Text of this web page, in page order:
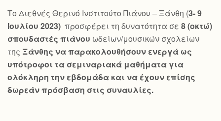
Το Διεθνές Θερινό Ινστιτούτο Πιάνου – Ξάνθη (3- 9
Ιουλίου 2023) προσφέρει τη δυνατότητα σε 8 (οκτώ)
σπουδαστές πιάνου ωδείων/μουσικών σχολείων
της Ξάνθης να παρακολουθήσουν ενεργά ως
υπότροφοι τα σεμιναριακά μαθήματα για
ολόκληρη την εβδομάδα και να έχουν επίσης
δωρεάν πρόσβαση στις συναυλίες.